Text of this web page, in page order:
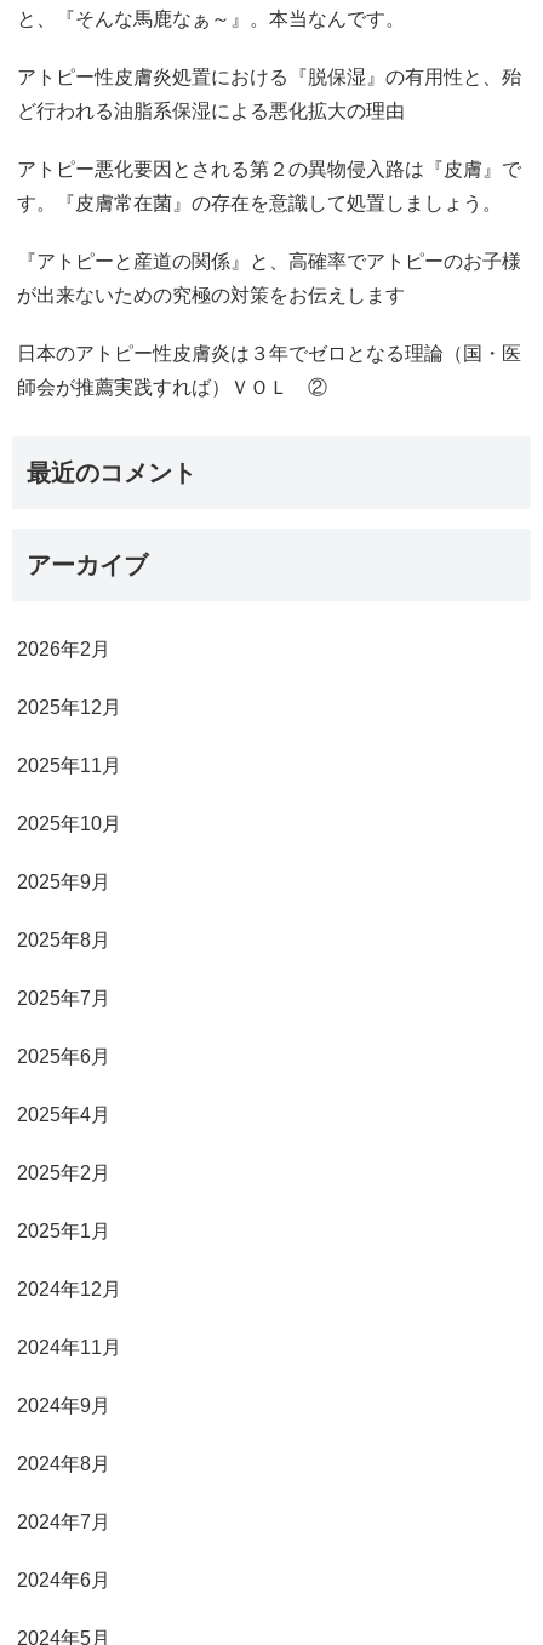
と、『そんな馬鹿なぁ～』。本当なんです。
アトピー性皮膚炎処置における『脱保湿』の有用性と、殆
ど行われる油脂系保湿による悪化拡大の理由
アトピー悪化要因とされる第２の異物侵入路は『皮膚』で
す。『皮膚常在菌』の存在を意識して処置しましょう。
『アトピーと産道の関係』と、高確率でアトピーのお子様
が出来ないための究極の対策をお伝えします
日本のアトピー性皮膚炎は３年でゼロとなる理論（国・医
師会が推薦実践すれば）ＶＯＬ ②
最近のコメント
アーカイブ
2026年2月
2025年12月
2025年11月
2025年10月
2025年9月
2025年8月
2025年7月
2025年6月
2025年4月
2025年2月
2025年1月
2024年12月
2024年11月
2024年9月
2024年8月
2024年7月
2024年6月
2024年5月